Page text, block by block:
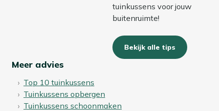
tuinkussens voor jouw
buitenruimte!
Bekijk alle tips
Meer advies
Top 10 tuinkussens
Tuinkussens opbergen
Tuinkussens schoonmaken